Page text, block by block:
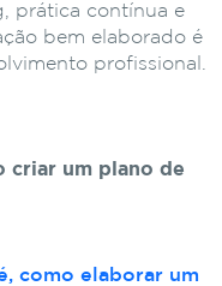
prática contínua e
bem elaborado é
profissional.
criar um plano de
como elaborar um